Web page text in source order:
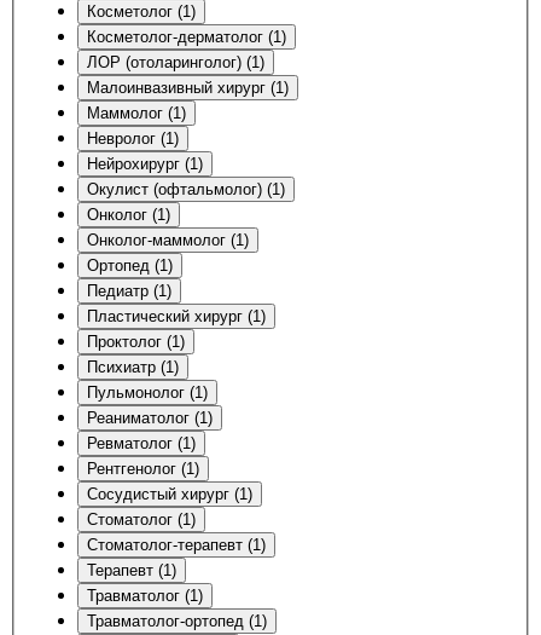
Косметолог (1)
Косметолог-дерматолог (1)
ЛОР (отоларинголог) (1)
Малоинвазивный хирург (1)
Маммолог (1)
Невролог (1)
Нейрохирург (1)
Окулист (офтальмолог) (1)
Онколог (1)
Онколог-маммолог (1)
Ортопед (1)
Педиатр (1)
Пластический хирург (1)
Проктолог (1)
Психиатр (1)
Пульмонолог (1)
Реаниматолог (1)
Ревматолог (1)
Рентгенолог (1)
Сосудистый хирург (1)
Стоматолог (1)
Стоматолог-терапевт (1)
Терапевт (1)
Травматолог (1)
Травматолог-ортопед (1)